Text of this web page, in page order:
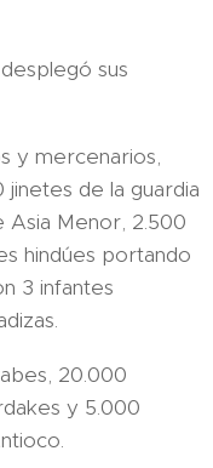
sus
y mercenarios,
de la guardia
Asia Menor, 2.500
hindúes portando
3 infantes
20.000
y 5.000